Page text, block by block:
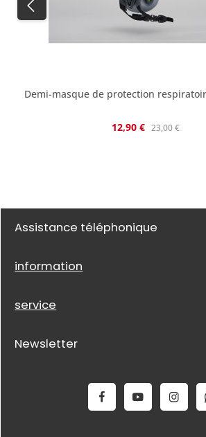
Demi-masque de protection
Prix de vente :
12,90 € Prix régulier :
23,00 €
Assistance téléphonique
information
service
Newsletter